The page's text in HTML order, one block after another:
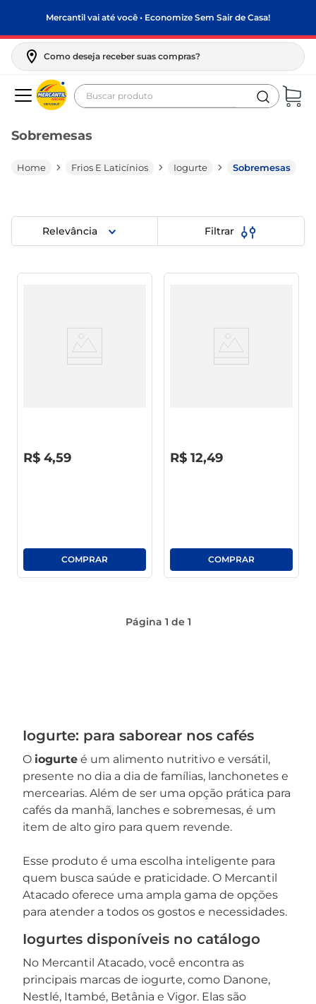
Mercantil vai até você • Economize Sem Sair de Casa!
Como deseja receber suas compras?
Buscar produto
Sobremesas
Frios E Laticínios Iogurte Sobremesas
Relevância Filtrar
R$ 4,59 R$ 12,49
Página 1 de 1
Iogurte: para saborear nos cafés
O iogurte é um alimento nutritivo e versátil,
presente no dia a dia de famílias, lanchonetes e
mercearias. Além de ser uma opção prática para
cafés da manhã, lanches e sobremesas, é um
item de alto giro para quem revende.
Esse produto é uma escolha inteligente para
quem busca saúde e praticidade. O Mercantil
Atacado oferece uma ampla gama de opções
para atender a todos os gostos e necessidades.
Iogurtes disponíveis no catálogo
No Mercantil Atacado, você encontra as
principais marcas de iogurte, como Danone,
Nestlé, Itambé, Betânia e Vigor. Elas são
Termos mais buscados
biscoito
feijão